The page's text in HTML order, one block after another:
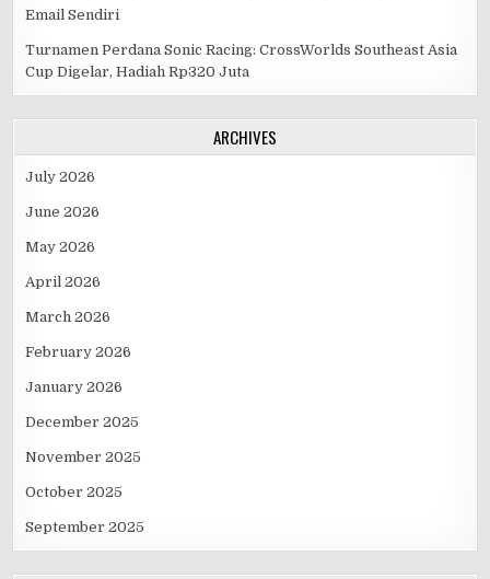
Email Sendiri
Turnamen Perdana Sonic Racing: CrossWorlds Southeast Asia
Cup Digelar, Hadiah Rp320 Juta
ARCHIVES
July 2026
June 2026
May 2026
April 2026
March 2026
February 2026
January 2026
December 2025
November 2025
October 2025
September 2025